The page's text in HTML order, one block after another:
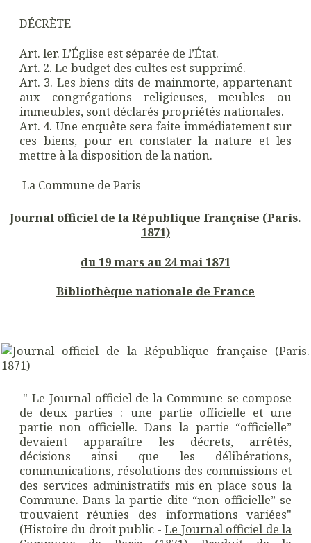
DÉCRÈTE
Art. ler. L’Église est séparée de l’État.
Art. 2. Le budget des cultes est supprimé.
Art. 3. Les biens dits de mainmorte, appartenant
aux congrégations religieuses, meubles ou
immeubles, sont déclarés propriétés nationales.
Art. 4. Une enquête sera faite immédiatement sur
ces biens, pour en constater la nature et les
mettre à la disposition de la nation.
La Commune de Paris
Journal officiel de la République française (Paris.
1871)
du 19 mars au 24 mai 1871
Bibliothèque nationale de France
" Le Journal officiel de la Commune se compose
de deux parties : une partie officielle et une
partie non officielle. Dans la partie “officielle”
devaient apparaître les décrets, arrêtés,
décisions ainsi que les délibérations,
communications, résolutions des commissions et
des services administratifs mis en place sous la
Commune. Dans la partie dite “non officielle” se
trouvaient réunies des informations variées"
(Histoire du droit public -Le Journal officiel de la